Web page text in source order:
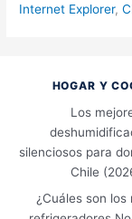
Internet Explorer,C
HOGAR Y
Los
silenciosos para
Chile
¿Cuáles son los